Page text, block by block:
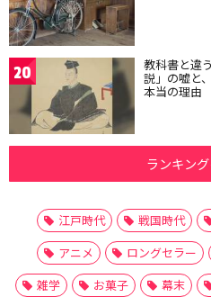
20 教科書と違
説」の嘘と
本当の理由
ランキン
江戸時代 戦国時代
アニメ
ロングセラー
雑学
お菓子 幕末